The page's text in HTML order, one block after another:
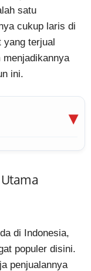
satu
cukup laris di
yang terjual
menjadikannya
ini.
di Indonesia,
populer disini.
penjualannya